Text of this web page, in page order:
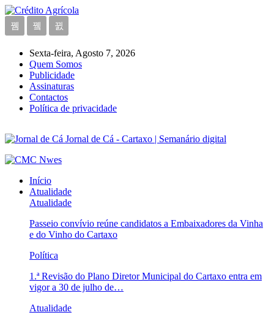
Sexta-feira, Agosto 7, 2026
Quem Somos
Publicidade
Assinaturas
Contactos
Política de privacidade
Jornal de Cá - Cartaxo | Semanário digital
Início
Atualidade
Atualidade
Passeio convívio reúne candidatos a Embaixadores da Vinha
e do Vinho do Cartaxo
Política
1.ª Revisão do Plano Diretor Municipal do Cartaxo entra em
vigor a 30 de julho de…
Atualidade